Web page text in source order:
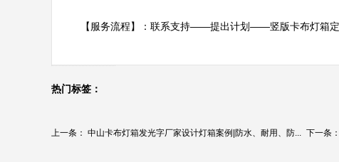
【服务流程】：联系支持——提出计划——竖版卡布灯箱
热门标签：
上一条： 中山卡布灯箱发光字厂家设计灯箱案例|防水、耐用、防... 下一条：